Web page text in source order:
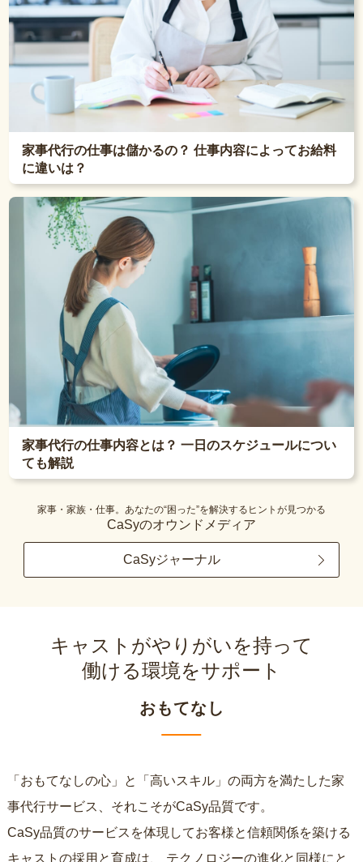
家事代行の仕事は儲かるの？ 仕事内容によってお給料
に違いは？
家事代行の仕事内容とは？ 一日のスケジュールについ
ても解説
家事・家族・仕事。あなたの“困った”を解決するヒントが見つかる
CaSyのオウンドメディア
CaSyジャーナル
キャストがやりがいを持って
働ける環境をサポート
おもてなし
「おもてなしの心」と「高いスキル」の両方を満たした家
事代行サービス、それこそがCaSy品質です。
CaSy品質のサービスを体現してお客様と信頼関係を築ける
キャストの採用と育成は、